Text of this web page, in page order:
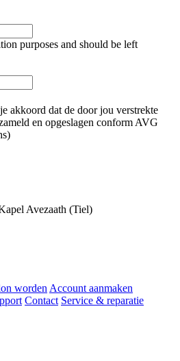
purposes and should be left
akkoord dat de door jou verstrekte
en opgeslagen conform AVG
Avezaath (Tiel)
wordenAccount aanmaken
Contact Service & reparatie